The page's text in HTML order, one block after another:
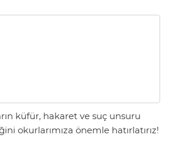
küfür, hakaret ve suç unsuru
okurlarımıza önemle hatırlatırız!